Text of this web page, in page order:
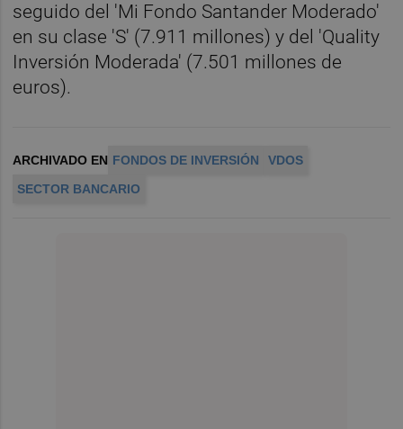
seguido del 'Mi Fondo Santander Moderado'
en su clase 'S' (7.911 millones) y del 'Quality
Inversión Moderada' (7.501 millones de
euros).
ARCHIVADO EN FONDOS DE INVERSIÓN
VDOS
SECTOR BANCARIO